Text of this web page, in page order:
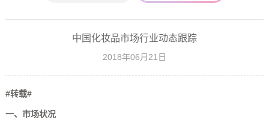
中国化妆品市场行业动态跟踪
2018年06月21日
#转载#
一、市场状况